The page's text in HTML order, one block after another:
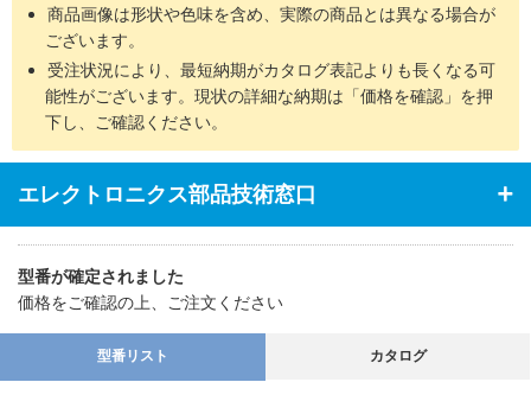
商品画像は形状や色味を含め、実際の商品とは異なる場合が
ございます。
受注状況により、最短納期がカタログ表記よりも長くなる可
能性がございます。現状の詳細な納期は「価格を確認」を押
下し、ご確認ください。
エレクトロニクス部品技術窓口
型番が確定されました
価格をご確認の上、ご注文ください
型番リスト カタログ